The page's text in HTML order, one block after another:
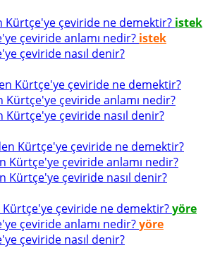
Kürtçe'ye çeviride ne demektir? istek
çeviride anlamı nedir? istek
çeviride nasıl denir?
Kürtçe'ye çeviride ne demektir?
Kürtçe'ye çeviride anlamı nedir?
Kürtçe'ye çeviride nasıl denir?
Kürtçe'ye çeviride ne demektir?
Kürtçe'ye çeviride anlamı nedir?
Kürtçe'ye çeviride nasıl denir?
çeviride ne demektir?yöre
çeviride anlamı nedir?yöre
çeviride nasıl denir?